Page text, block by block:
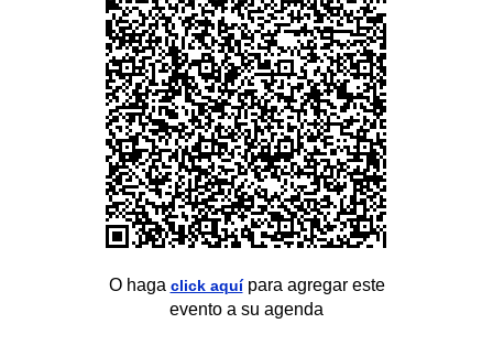
O haga click aquípara agregar este
evento a su agenda